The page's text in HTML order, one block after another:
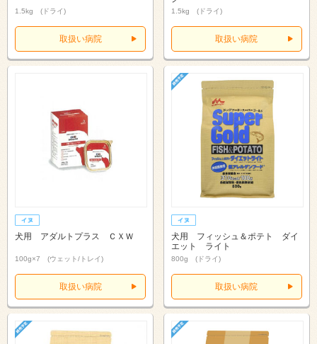
1.5kg (ドライ)
取扱い病院
1.5kg (ドライ)
取扱い病院
犬用 アダルトプラス ＣＸＷ
100g×7 (ウェット/トレイ)
取扱い病院
犬用 フィッシュ＆ポテト ダイ
エット ライト
800g (ドライ)
取扱い病院